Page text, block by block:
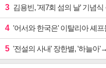
3 김용빈, '제7회 섬의 날' 기념식
4 '어서와 한국은' 이탈리아 셰프
5 '전설의 사내' 장한별, '하늘아